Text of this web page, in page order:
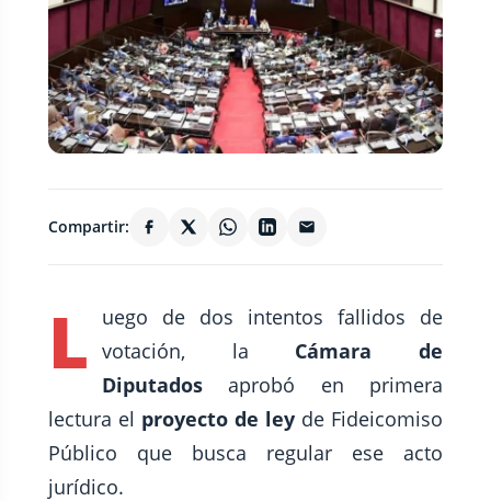
Compartir:
L
uego de dos intentos fallidos de
votación, la Cámara de
Diputados aprobó en primera
lectura el proyecto de ley de Fideicomiso
Público que busca regular ese acto
jurídico.